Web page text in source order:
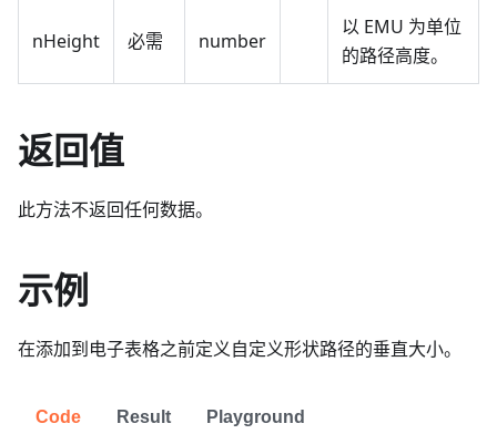
nHeight 必需 number
以 EMU 为单位
的路径高度。
返回值
此方法不返回任何数据。
示例
在添加到电子表格之前定义自定义形状路径的垂直大小。
Code Result Playground